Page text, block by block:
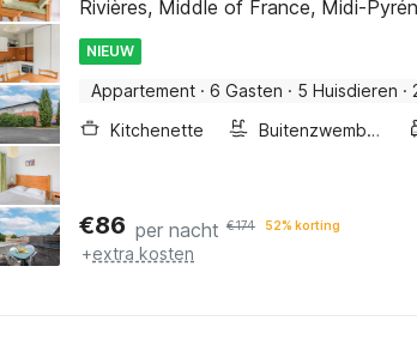
Rivières, Middle of France, Midi-
NIEUW
Appartement · 6 Gasten · 5 Huisdieren ·
Kitchenette
Buitenzwembad
€86 per nacht €174 52% korting
+extra kosten